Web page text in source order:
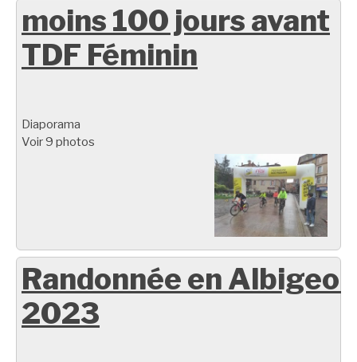
moins 100 jours avant
TDF Féminin
Diaporama
Voir 9 photos
Randonnée en
2023